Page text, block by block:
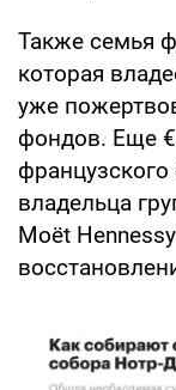
Также семья
которая
уже
фондов. Еще
владельца
Moët